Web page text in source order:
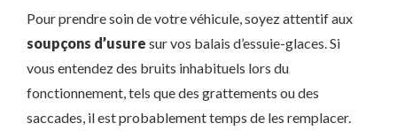
Pour prendre soin de votre véhicule, soyez attentif aux
soupçons d’usure sur vos balais d’essuie-glaces. Si
vous entendez des bruits inhabituels lors du
fonctionnement, tels que des grattements ou des
saccades, il est probablement temps de les remplacer.